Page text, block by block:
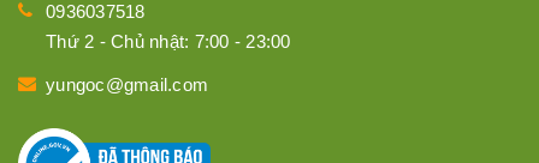
0936037518
Thứ 2 - Chủ nhật: 7:00 - 23:00
yungoc@gmail.com